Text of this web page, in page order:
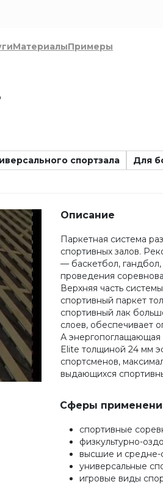
МатериалыПримеры
спортзала Для
Описание
Паркетная система
спортивных залов.
— баскетбол,
проведения
Верхняя часть
спортивный паркет
спортивный лак
слоев, обеспечивает
А
Elite толщиной 24 мм
спортсменов,
выдающихся
Сферы
спортивные
физкультурно-
высшие и средне-
универсальные
игровые виды